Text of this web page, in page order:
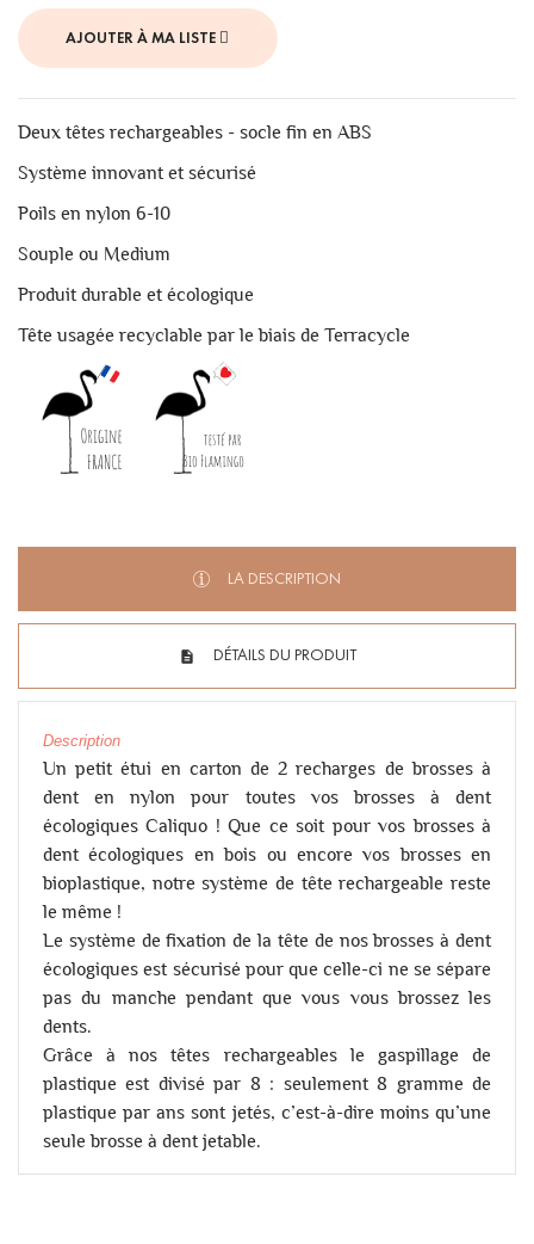
AJOUTER À MA LISTE
Deux têtes rechargeables - socle fin en ABS
Système innovant et sécurisé
Poils en nylon 6-10
Souple ou Medium
Produit durable et écologique
Tête usagée recyclable par le biais de Terracycle
LA DESCRIPTION
DÉTAILS DU PRODUIT
Description
Un petit étui en carton de 2 recharges de brosses à
dent en nylon pour toutes vos brosses à dent
écologiques Caliquo ! Que ce soit pour vos brosses à
dent écologiques en bois ou encore vos brosses en
bioplastique, notre système de tête rechargeable reste
le même !
Le système de fixation de la tête de nos brosses à dent
écologiques est sécurisé pour que celle-ci ne se sépare
pas du manche pendant que vous vous brossez les
dents.
Grâce à nos têtes rechargeables le gaspillage de
plastique est divisé par 8 : seulement 8 gramme de
plastique par ans sont jetés, c’est-à-dire moins qu’une
seule brosse à dent jetable.